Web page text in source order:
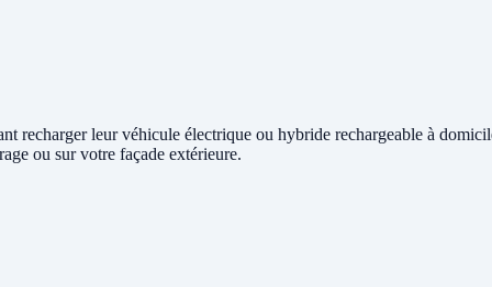
recharger leur véhicule électrique ou hybride rechargeable à
ou sur votre façade extérieure.